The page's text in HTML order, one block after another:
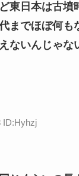
東日本は古
までほぼ何も
ないんじゃな
ID:Hyhzj